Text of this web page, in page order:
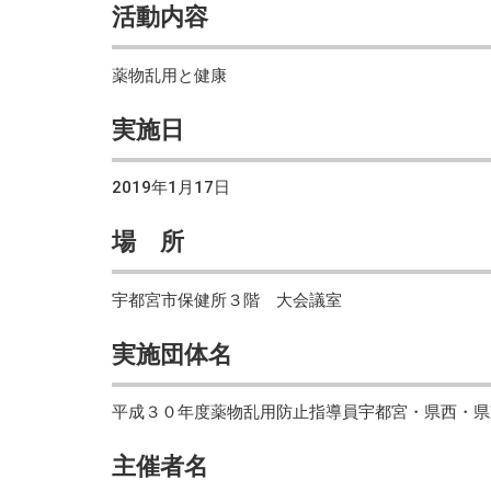
活動内容
薬物乱用と健康
実施日
2019年1月17日
場 所
宇都宮市保健所３階 大会議室
実施団体名
平成３０年度薬物乱用防止指導員宇都宮・県西・
主催者名